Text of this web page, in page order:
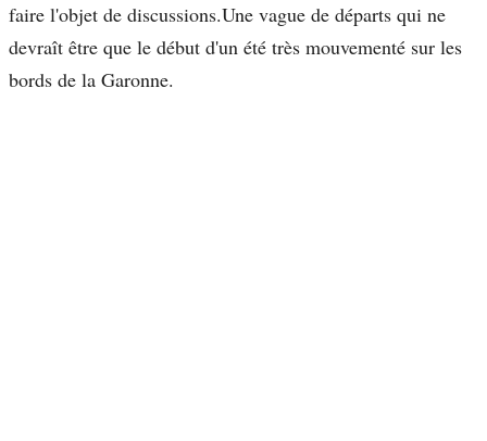
faire l'objet de discussions.Une vague de départs qui ne
devraît être que le début d'un été très mouvementé sur les
bords de la Garonne.